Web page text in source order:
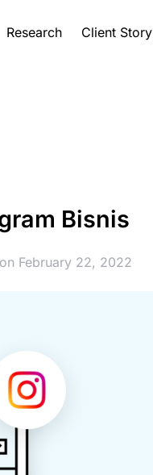
Research Client Story
Bisnis
February 22, 2022